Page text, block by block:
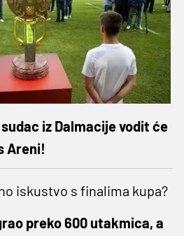
iz Dalmacije vodit će
Areni!
iskustvo s finalima kupa?
preko 600 utakmica, a